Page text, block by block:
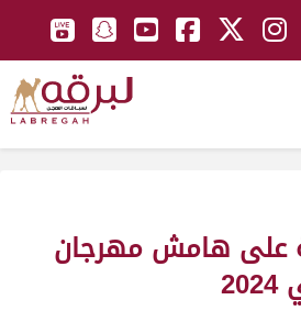
على هامش مهرجان